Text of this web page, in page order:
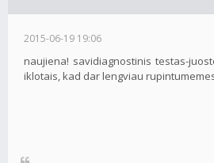
2015-06-19 19:06
naujiena! savidiagnostinis testas-
iklotais, kad dar lengviau